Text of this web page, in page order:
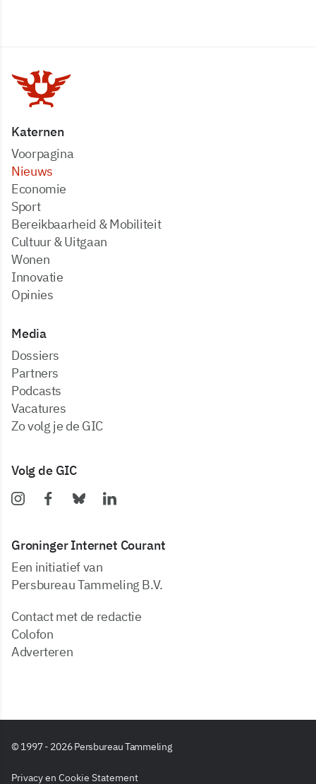
Katernen
Voorpagina
Nieuws
Economie
Sport
Bereikbaarheid & Mobiliteit
Cultuur & Uitgaan
Wonen
Innovatie
Opinies
Media
dossiers
partners
podcasts
vacatures
zo volg je de GIC
Volg de GIC
Groninger Internet Courant
Een initiatief van
Persbureau Tammeling B.V.
Contact met de redactie
Colofon
Adverteren
© 1997 - 2026 Persbureau Tammeling
Privacy en Cookie Statement